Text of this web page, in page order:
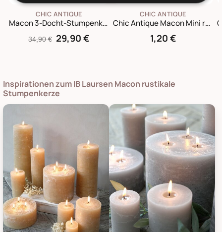
CHIC ANTIQUE
Macon 3-Docht-Stumpenkerze
34,90 € 29,90 €
CHIC ANTIQUE
Chic Antique Macon Mini rustikale Stabkerze 11 cm | Ø 2,2 cm
1,20 €
Inspirationen zum IB Laursen Macon rustikale
Stumpenkerze